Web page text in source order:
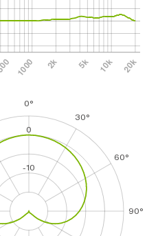
0°
30°
60°
90°
-10
0